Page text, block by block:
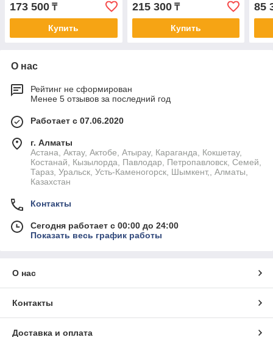
173 500 ₸
Купить
215 300₸
Купить
85
О нас
Рейтинг не сформирован
Менее 5 отзывов за последний год
Работает с 07.06.2020
г. Алматы
Астана, Актау, Актобе, Атырау, Караганда, Кокшетау,
Костанай, Кызылорда, Павлодар, Петропавловск, Семей,
Тараз, Уральск, Усть-Каменогорск, Шымкент,, Алматы,
Казахстан
Контакты
Сегодня работает с 00:00 до 24:00
Показать весь график работы
О нас
Контакты
Доставка и оплата